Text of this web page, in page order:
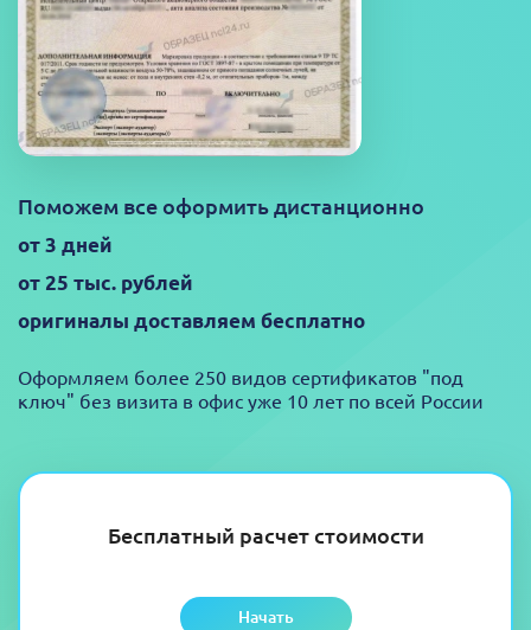
Бесплатный расчет стоимости
Начать
Поможем все оформить дистанционно
от 3 дней
от 25 тыс. рублей
оригиналы доставляем бесплатно
Оформляем более 250 видов сертификатов "под
ключ" без визита в офис уже 10 лет по всей России